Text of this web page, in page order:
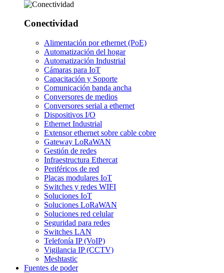
Conectividad
Alimentación por ethernet (PoE)
Automatización del hogar
Automatización Industrial
Cámaras para IoT
Capacitación y Soporte
Comunicación banda ancha
Conversores de medios
Conversores serial a ethernet
Dispositivos I/O
Ethernet Industrial
Extensor ethernet sobre cable cobre
Gateway LoRaWAN
Gestión de redes
Infraestructura Ethercat
Periféricos de red
Placas modulares IoT
Switches y redes WIFI
Soluciones IoT
Soluciones LoRaWAN
Soluciones red celular
Seguridad para redes
Switches LAN
Telefonía IP (VoIP)
Vigilancia IP (CCTV)
Meshtastic
Fuentes de poder